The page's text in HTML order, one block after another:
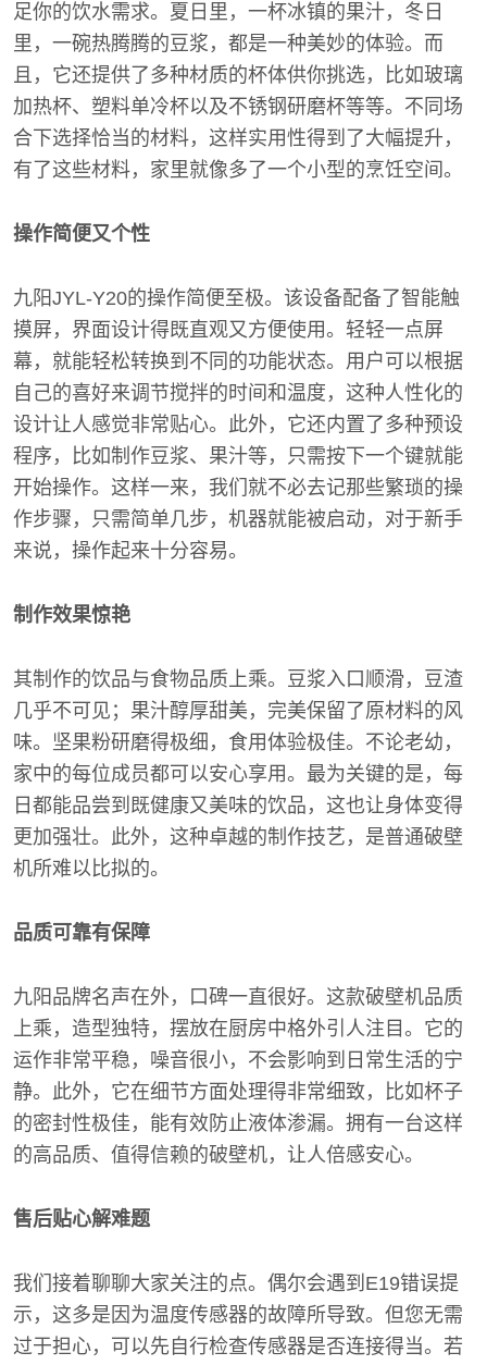
足你的饮水需求。夏日里，一杯冰镇的果汁，冬日
里，一碗热腾腾的豆浆，都是一种美妙的体验。而
且，它还提供了多种材质的杯体供你挑选，比如玻璃
加热杯、塑料单冷杯以及不锈钢研磨杯等等。不同场
合下选择恰当的材料，这样实用性得到了大幅提升，
有了这些材料，家里就像多了一个小型的烹饪空间。
操作简便又个性
九阳JYL-Y20的操作简便至极。该设备配备了智能触
摸屏，界面设计得既直观又方便使用。轻轻一点屏
幕，就能轻松转换到不同的功能状态。用户可以根据
自己的喜好来调节搅拌的时间和温度，这种人性化的
设计让人感觉非常贴心。此外，它还内置了多种预设
程序，比如制作豆浆、果汁等，只需按下一个键就能
开始操作。这样一来，我们就不必去记那些繁琐的操
作步骤，只需简单几步，机器就能被启动，对于新手
来说，操作起来十分容易。
制作效果惊艳
其制作的饮品与食物品质上乘。豆浆入口顺滑，豆渣
几乎不可见；果汁醇厚甜美，完美保留了原材料的风
味。坚果粉研磨得极细，食用体验极佳。不论老幼，
家中的每位成员都可以安心享用。最为关键的是，每
日都能品尝到既健康又美味的饮品，这也让身体变得
更加强壮。此外，这种卓越的制作技艺，是普通破壁
机所难以比拟的。
品质可靠有保障
九阳品牌名声在外，口碑一直很好。这款破壁机品质
上乘，造型独特，摆放在厨房中格外引人注目。它的
运作非常平稳，噪音很小，不会影响到日常生活的宁
静。此外，它在细节方面处理得非常细致，比如杯子
的密封性极佳，能有效防止液体渗漏。拥有一台这样
的高品质、值得信赖的破壁机，让人倍感安心。
售后贴心解难题
我们接着聊聊大家关注的点。偶尔会遇到E19错误提
示，这多是因为温度传感器的故障所导致。但您无需
过于担心，可以先自行检查传感器是否连接得当。若